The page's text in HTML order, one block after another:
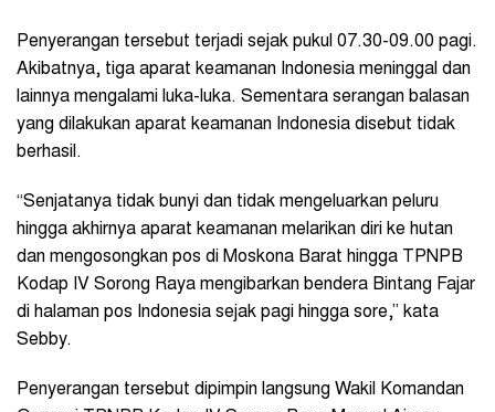
Penyerangan tersebut terjadi sejak pukul 07.30-09.00 pagi.
Akibatnya, tiga aparat keamanan Indonesia meninggal dan
lainnya mengalami luka-luka. Sementara serangan balasan
yang dilakukan aparat keamanan Indonesia disebut tidak
berhasil.
“Senjatanya tidak bunyi dan tidak mengeluarkan peluru
hingga akhirnya aparat keamanan melarikan diri ke hutan
dan mengosongkan pos di Moskona Barat hingga TPNPB
Kodap IV Sorong Raya mengibarkan bendera Bintang Fajar
di halaman pos Indonesia sejak pagi hingga sore,” kata
Sebby.
Penyerangan tersebut dipimpin langsung Wakil Komandan